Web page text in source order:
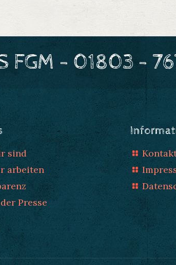
- 01803 -
sind
arbeiten
Presse